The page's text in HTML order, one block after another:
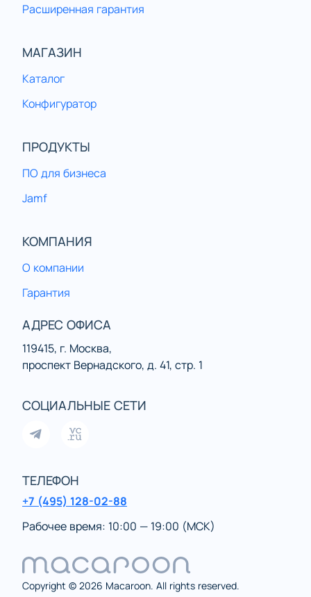
Расширенная гарантия
МАГАЗИН
Каталог
Конфигуратор
ПРОДУКТЫ
ПО для бизнеса
Jamf
КОМПАНИЯ
О компании
Гарантия
АДРЕС ОФИСА
119415, г. Москва,
проспект Вернадского, д. 41, стр. 1
СОЦИАЛЬНЫЕ СЕТИ
ТЕЛЕФОН
+7 (495) 128-02-88
Рабочее время: 10:00 — 19:00 (МСК)
Copyright © 2026 Macaroon. All rights reserved.